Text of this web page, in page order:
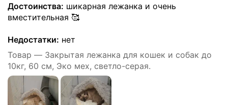
Достоинства: шикарная лежанка и очень
вместительная 🥰
Недостатки: нет
Товар — Закрытая лежанка для кошек и собак до
10кг, 60 см, Эко мех, светло-серая.